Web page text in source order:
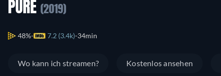
PURE (2019)
48% 7.2 (3.4k) 34min
Wo kann ich streamen? Kostenlos ansehen